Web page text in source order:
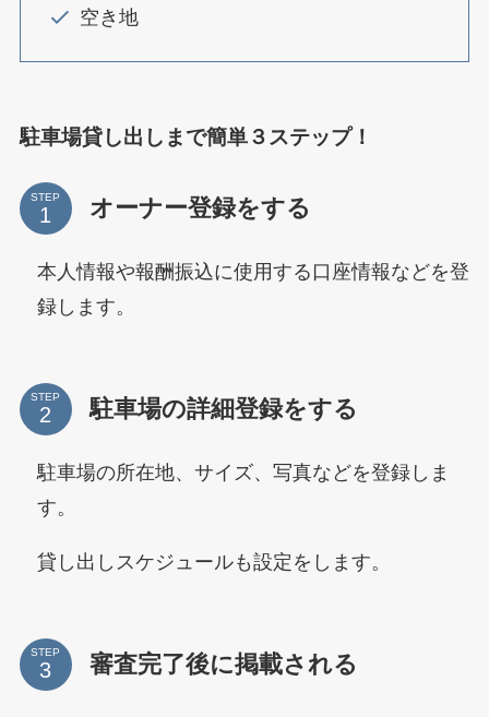
空き地
駐車場貸し出しまで簡単３ステップ！
STEP オーナー登録をする
本人情報や報酬振込に使用する口座情報などを登
録します。
STEP 駐車場の詳細登録をする
駐車場の所在地、サイズ、写真などを登録しま
す。
貸し出しスケジュールも設定をします。
STEP 審査完了後に掲載される